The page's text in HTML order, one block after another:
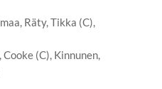
Räty, Tikka (C),
(C), Kinnunen,